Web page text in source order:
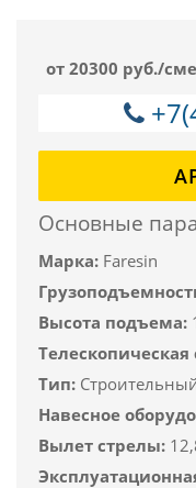
от 20300 руб./
Основные
Марка: Faresin
Высота подъема:
Телескопическая
Тип:
Навесное
Вылет стрелы: